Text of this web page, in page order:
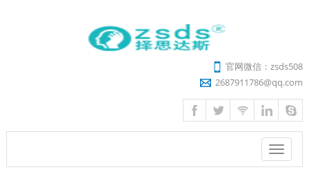
官网微信：zsds508
2687911786@qq.com
菜
单